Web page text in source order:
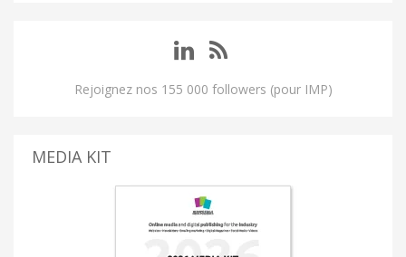
Rejoignez nos 155 000 followers (pour IMP)
MEDIA KIT